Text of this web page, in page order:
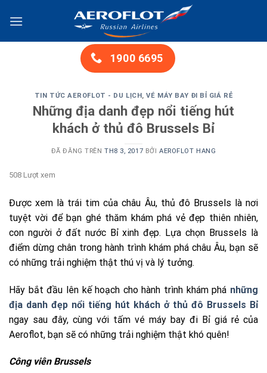
đến
1900 6695
TIN TỨC AEROFLOT - DU LỊCH,VÉ MÁY BAY ĐI BỈ GIÁ RẺ
Những địa danh đẹp nổi tiếng hút
khách ở thủ đô Brussels Bỉ
ĐÃ ĐĂNG TRÊN TH8 3, 2017 BỞI AEROFLOT HANG
508 Lượt xem
Được xem là trái tim của châu Âu, thủ đô Brussels là nơi
tuyệt vời để bạn ghé thăm khám phá vẻ đẹp thiên nhiên,
con người ở đất nước Bỉ xinh đẹp. Lựa chọn Brussels là
điểm dừng chân trong hành trình khám phá châu Âu, bạn sẽ
có những trải nghiệm thật thú vị và lý tưởng.
Hãy bắt đầu lên kế hoạch cho hành trình khám phá những
địa danh đẹp nổi tiếng hút khách ở thủ đô Brussels Bỉ
ngay sau đây, cùng với tấm vé máy bay đi Bỉ giá rẻ của
Aeroflot, bạn sẽ có những trải nghiệm thật khó quên!
Công viên Brussels